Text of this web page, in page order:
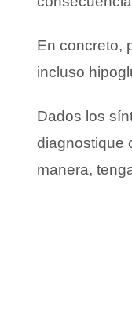
En concreto,
incluso
Dados los
diagnostique
manera,